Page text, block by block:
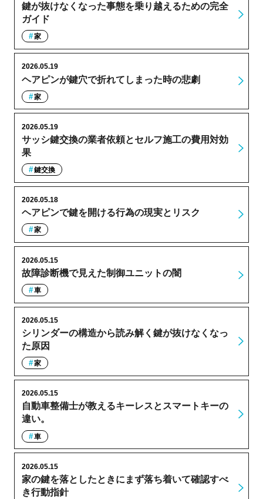
鍵が抜けなくなった事態を乗り越えるための完全
ガイド
家
ヘアピンが鍵穴で折れてしまった時の悲劇
2026.05.19
家
サッシ鍵交換の業者依頼とセルフ施工の費用対効
果
2026.05.19
鍵交換
ヘアピンで鍵を開ける行為の現実とリスク
2026.05.18
家
故障診断機で見えた制御ユニットの闇
2026.05.15
車
シリンダーの構造から読み解く鍵が抜けなくなっ
た原因
2026.05.15
家
自動車整備士が教えるキーレスとスマートキーの
違い。
2026.05.15
車
家の鍵を落としたときにまず落ち着いて確認すべ
き行動指針
2026.05.15